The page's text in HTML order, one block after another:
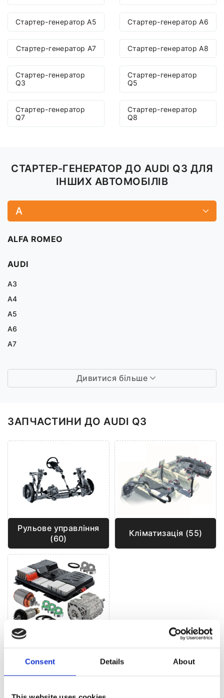
Consent Details About
Стартер-генератор A5 Стартер-генератор A6
Стартер-генератор A7 Стартер-генератор A8
Стартер-генератор
Q3
Стартер-генератор
Q5
Стартер-генератор
Q7
Стартер-генератор
Q8
СТАРТЕР-ГЕНЕРАТОР ДО AUDI Q3 ДЛЯ
ІНШИХ АВТОМОБІЛІВ
A
ALFA ROMEO
AUDI
A3
A4
A5
A6
A7
Дивитися більше
ЗАПЧАСТИНИ ДО AUDI Q3
Рульове управління
(60)
Кліматизація (55)
РУЛЬОВЕ УПРАВЛІННЯ ДЛЯ